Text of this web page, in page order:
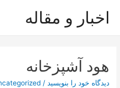
اخبار و مقاله
هود آشپزخانه
دیدگاه‌ خود را بنویسید /